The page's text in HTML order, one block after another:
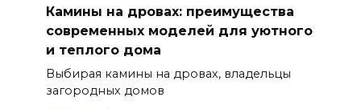
Камины на дровах: преимущества
современных моделей для уютного
и теплого дома
Выбирая камины на дровах, владельцы
загородных домов